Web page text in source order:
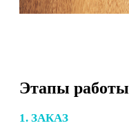
Этапы работы
1. ЗАКАЗ